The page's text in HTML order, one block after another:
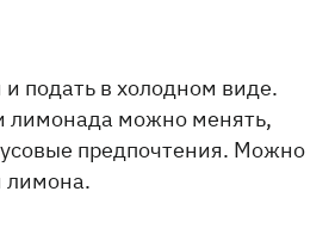
подать в холодном виде.
лимонада можно менять,
предпочтения. Можно
лимона.